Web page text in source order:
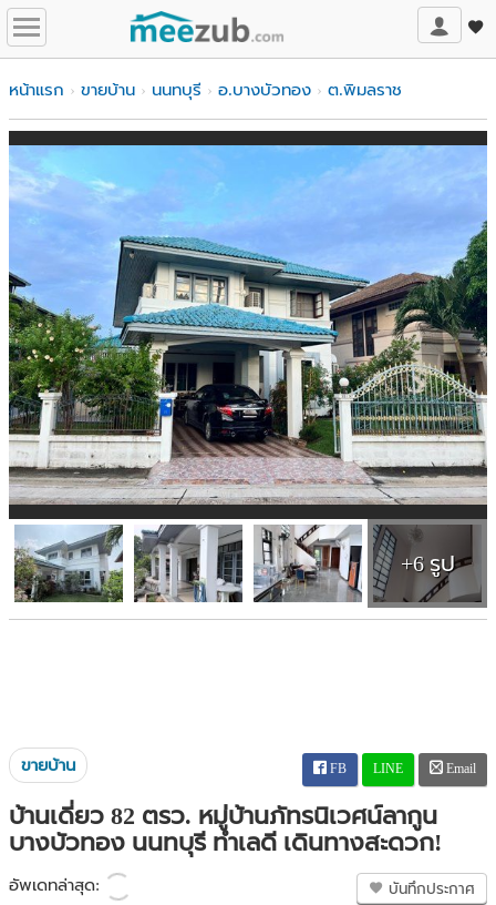
หน้าแรก ขายบ้าน นนทบุรี อ.บางบัวทอง ต.พิมลราช
+6 รูป
ขายบ้าน FB LINE Email
บ้านเดี่ยว 82 ตรว. หมู่บ้านภัทรนิเวศน์ลากูน
บางบัวทอง นนทบุรี ทำเลดี เดินทางสะดวก!
อัพเดทล่าสุด: บันทึกประกาศ